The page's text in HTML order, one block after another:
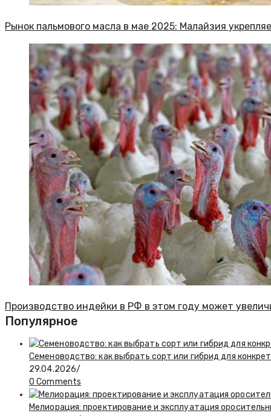
Рынок пальмового масла в мае 2025: Малайзия
Производство индейки в РФ в этом году может
Популярное
Семеноводство: как выбрать сорт или гибрид для
29.04.2026/
0 Comments
Мелиорация: проектирование и эксплуатация